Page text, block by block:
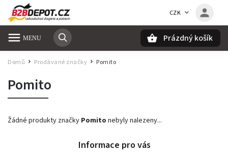
CZK
Prázdný košík
Domů / Prodávané značky / Pomito
Pomito
Žádné produkty značky Pomito nebyly nalezeny...
Informace pro vás